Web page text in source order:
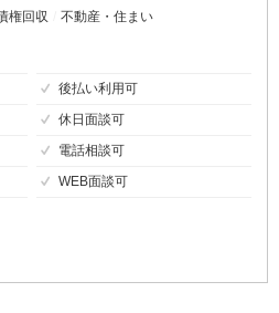
権回収 不動産・住まい
後払い利用可
休日面談可
電話相談可
WEB面談可